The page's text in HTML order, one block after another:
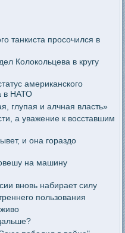
танкиста просочился в
Колокольцева в кругу
американского
в НАТО
глупая и алчная власть»
а уважение к восставшим
и она гораздо
на машину
вновь набирает силу
пользования